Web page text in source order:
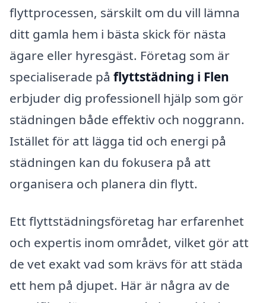
flyttprocessen, särskilt om du vill lämna
ditt gamla hem i bästa skick för nästa
ägare eller hyresgäst. Företag som är
specialiserade på flyttstädning i Flen
erbjuder dig professionell hjälp som gör
städningen både effektiv och noggrann.
Istället för att lägga tid och energi på
städningen kan du fokusera på att
organisera och planera din flytt.
Ett flyttstädningsföretag har erfarenhet
och expertis inom området, vilket gör att
de vet exakt vad som krävs för att städa
ett hem på djupet. Här är några av de